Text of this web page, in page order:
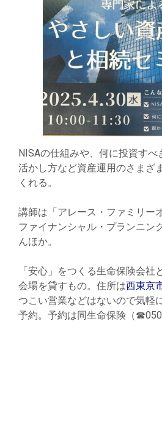
NISAの仕組みや、何に投資す
活かし方など資産運用のさまざ
くれる。
講師は「アレース・ファミリー
ファイナンシャル・プランニン
んほか。
「安心」をつくる生命保険会社
会場を貸すもの。住所は西東京
つこい営業などはないので気軽
予約。予約は同生命保険（☎050